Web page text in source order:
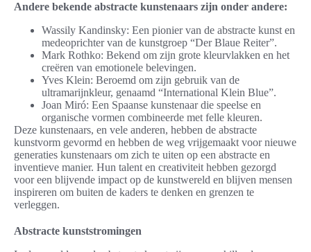
Andere bekende abstracte kunstenaars zijn onder andere:
Wassily Kandinsky: Een pionier van de abstracte kunst en
medeoprichter van de kunstgroep “Der Blaue Reiter”.
Mark Rothko: Bekend om zijn grote kleurvlakken en het
creëren van emotionele belevingen.
Yves Klein: Beroemd om zijn gebruik van de
ultramarijnkleur, genaamd “International Klein Blue”.
Joan Miró: Een Spaanse kunstenaar die speelse en
organische vormen combineerde met felle kleuren.
Deze kunstenaars, en vele anderen, hebben de abstracte
kunstvorm gevormd en hebben de weg vrijgemaakt voor nieuwe
generaties kunstenaars om zich te uiten op een abstracte en
inventieve manier. Hun talent en creativiteit hebben gezorgd
voor een blijvende impact op de kunstwereld en blijven mensen
inspireren om buiten de kaders te denken en grenzen te
verleggen.
Abstracte kunststromingen